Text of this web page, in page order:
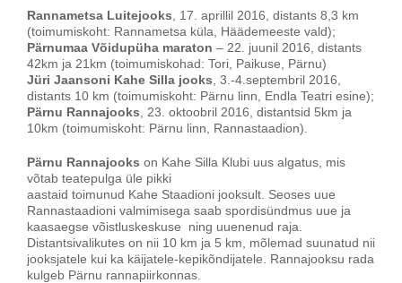
Rannametsa Luitejooks , 17. aprillil 2016, distants 8,3 km
(toimumiskoht: Rannametsa küla, Häädemeeste vald);
Pärnumaa Võidupüha maraton – 22. juunil 2016, distants
42km ja 21km (toimumiskohad: Tori, Paikuse, Pärnu)
Jüri Jaansoni Kahe Silla jooks , 3.-4.septembril 2016,
distants 10 km (toimumiskoht: Pärnu linn, Endla Teatri esine);
Pärnu Rannajooks , 23. oktoobril 2016, distantsid 5km ja
10km (toimumiskoht: Pärnu linn, Rannastaadion).
Pärnu Rannajooks on Kahe Silla Klubi uus algatus, mis
võtab teatepulga üle pikki
aastaid toimunud Kahe Staadioni jooksult. Seoses uue
Rannastaadioni valmimisega saab spordisündmus uue ja
kaasaegse võistluskeskuse ning uuenenud raja.
Distantsivalikutes on nii 10 km ja 5 km, mõlemad suunatud nii
jooksjatele kui ka käijatele-kepikõndijatele. Rannajooksu rada
kulgeb Pärnu rannapiirkonnas.